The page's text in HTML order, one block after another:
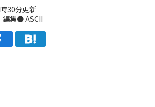
30分更新
集● ASCII